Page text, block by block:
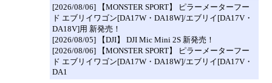
[2026/08/06] 【MONSTER SPORT】 ピラーメーターフー
ド エブリイワゴン[DA17W・DA18W]/エブリイ[DA17V・
DA18V]用 新発売！
[2026/08/05] 【DJI】 DJI Mic Mini 2S 新発売！
[2026/08/06] 【MONSTER SPORT】 ピラーメーターフー
ド エブリイワゴン[DA17W・DA18W]/エブリイ[DA17V・
DA1